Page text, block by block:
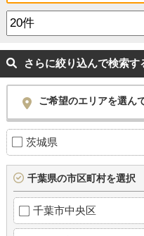
さらに絞り込んで検索す
ご希望のエリアを選ん
茨城県
千葉県の市区町村を選択
千葉市中央区